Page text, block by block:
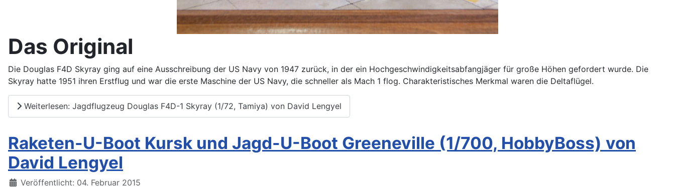
Das Original
Die Douglas F4D Skyray ging auf eine Ausschreibung der US Navy von 1947 zurück, in der ein Hochgeschwindigkeitsabfangjäger für große Höhen gefordert wurde. Die
Skyray hatte 1951 ihren Erstflug und war die erste Maschine der US Navy, die schneller als Mach 1 flog. Charakteristisches Merkmal waren die Deltaflügel.
Weiterlesen: Jagdflugzeug Douglas F4D-1 Skyray (1/72, Tamiya) von David Lengyel
Raketen-U-Boot Kursk und Jagd-U-Boot Greeneville (1/700, HobbyBoss) von
David Lengyel
Details
Veröffentlicht: 04. Februar 2015